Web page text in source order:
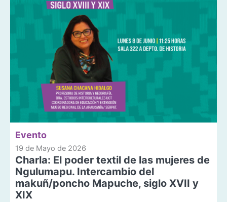
Evento
19 de Mayo de 2026
Charla: El poder textil de las mujeres de
Ngulumapu. Intercambio del
makuñ/poncho Mapuche, siglo XVII y
XIX